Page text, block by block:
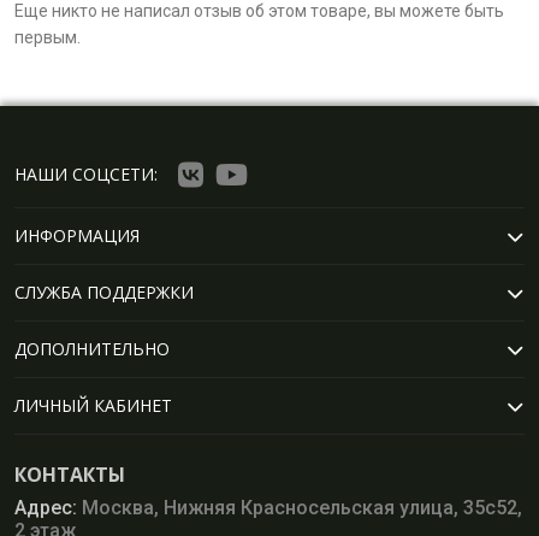
Еще никто не написал отзыв об этом товаре, вы можете быть
первым.
НАШИ СОЦСЕТИ:
ИНФОРМАЦИЯ
СЛУЖБА ПОДДЕРЖКИ
ДОПОЛНИТЕЛЬНО
ЛИЧНЫЙ КАБИНЕТ
КОНТАКТЫ
Адрес: Москва, Нижняя Красносельская улица, 35с52,
2 этаж